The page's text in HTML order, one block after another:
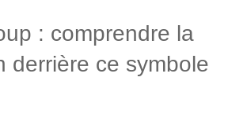
: comprendre la
derrière ce symbole